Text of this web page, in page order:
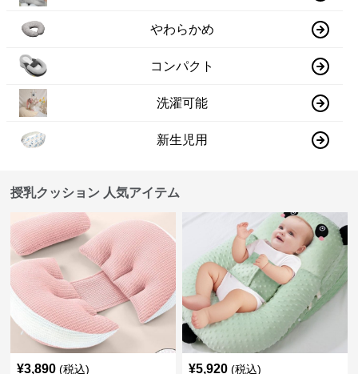
やわらかめ
コンパクト
洗濯可能
新生児用
授乳クッション 人気アイテム
¥3,890 (税込) ¥5,920 (税込)